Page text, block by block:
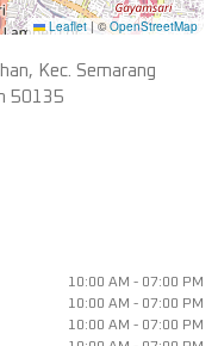
Leaflet |©OpenStreetMap
Kec. Semarang
50135
10:00 AM - 07:00 PM
10:00 AM - 07:00 PM
10:00 AM - 07:00 PM